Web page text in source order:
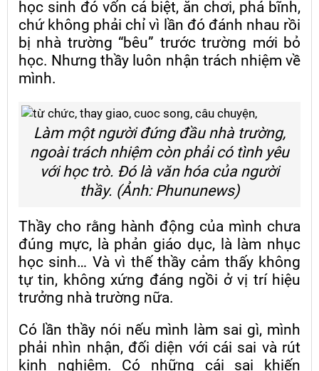
học sinh đó vốn cá biệt, ăn chơi, phá bĩnh,
chứ không phải chỉ vì lần đó đánh nhau rồi
bị nhà trường “bêu” trước trường mới bỏ
học. Nhưng thầy luôn nhận trách nhiệm về
mình.
Làm một người đứng đầu nhà trường,
ngoài trách nhiệm còn phải có tình yêu
với học trò. Đó là văn hóa của người
thầy. (Ảnh: Phununews)
Thầy cho rằng hành động của mình chưa
đúng mực, là phản giáo dục, là làm nhục
học sinh… Và vì thế thầy cảm thấy không
tự tin, không xứng đáng ngồi ở vị trí hiệu
trưởng nhà trường nữa.
Có lần thầy nói nếu mình làm sai gì, mình
phải nhìn nhận, đối diện với cái sai và rút
kinh nghiệm. Có những cái sai khiến